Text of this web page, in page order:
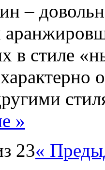
–
в стиле
»
23«